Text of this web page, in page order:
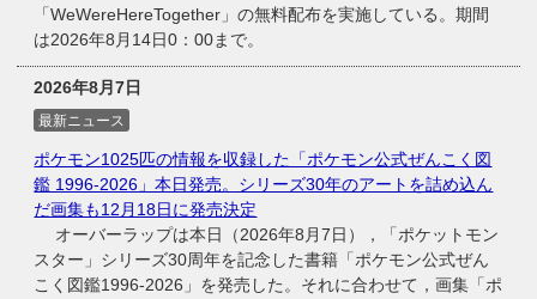
「WeWereHereTogether」の無料配布を実施している。期間
は2026年8月14日0：00まで。
2026年8月7日
最新ニュース
ポケモン1025匹の情報を収録した「ポケモン公式ぜんこく図
鑑 1996-2026」本日発売。シリーズ30年のアートを詰め込ん
だ画集も12月18日に発売決定
オーバーラップは本日（2026年8月7日），「ポケットモン
スター」シリーズ30周年を記念した書籍「ポケモン公式ぜん
こく図鑑1996-2026」を発売した。それに合わせて，画集「ポ